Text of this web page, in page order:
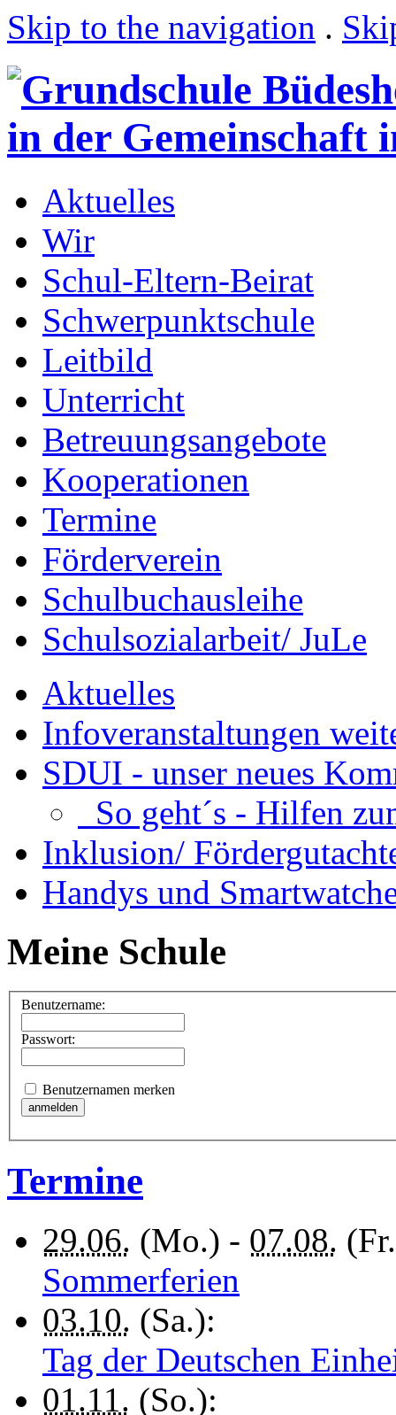
Skip to the navigation .
Aktuelles
Wir
Schul-Eltern-Beirat
Schwerpunktschule
Leitbild
Unterricht
Betreuungsangebote
Kooperationen
Termine
Förderverein
Schulbuchausleihe
Schulsozialarbeit/ JuLe
Aktuelles
Infoveranstaltungen
SDUI - unser neues
So geht´s - Hilfen
Inklusion/
Handys und
Meine Schule
Benutzername:
Passwort:
Benutzernamen merken
Termine
29.06. (Mo.) - 07.08.
Sommerferien
03.10. (Sa.):
Tag der Deutschen
01.11. (So.):